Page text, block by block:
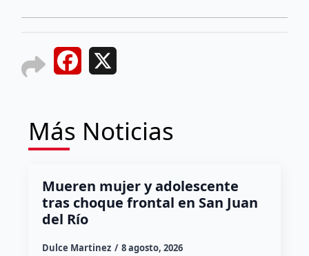
Facebook
Más Noticias
Mueren mujer y adolescente
tras choque frontal en San Juan
del Río
Dulce Martinez 8 agosto, 2026